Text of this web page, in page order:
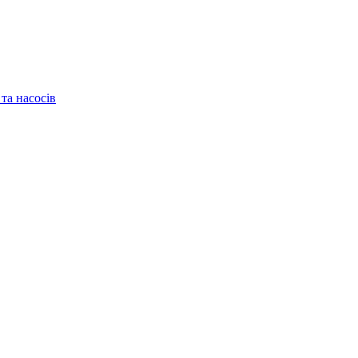
насосів